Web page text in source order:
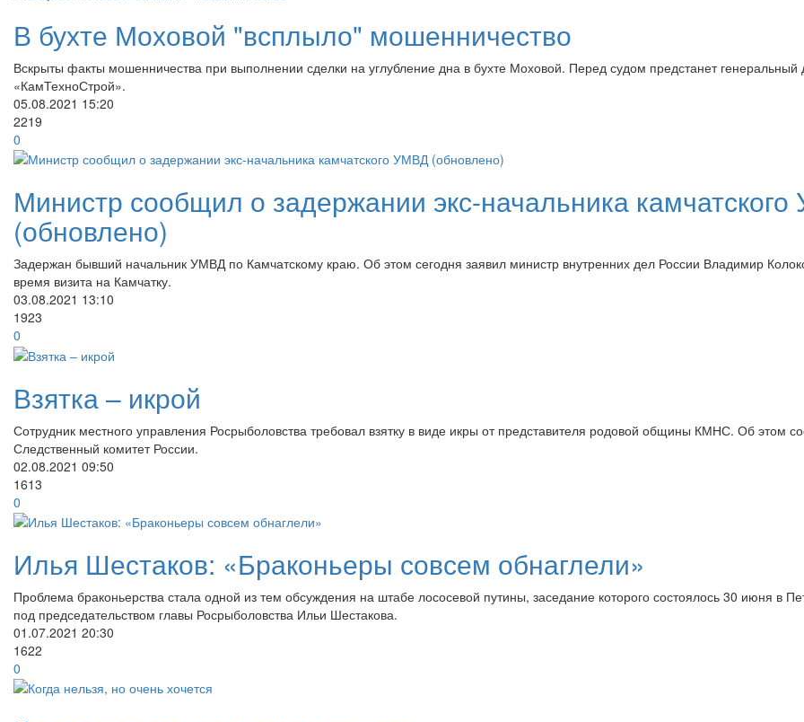
В бухте Моховой "всплыло" мошенничество
Вскрыты факты мошенничества при выполнении сделки на углубление дна в бухте Моховой. Перед судом предстанет
«КамТехноСтрой».
05.08.2021 15:20
2219
0
Министр сообщил о задержании экс-начальника
(обновлено)
Задержан бывший начальник УМВД по Камчатскому краю. Об этом сегодня заявил министр внутренних дел России Владимир
время визита на Камчатку.
03.08.2021 13:10
1923
0
Взятка – икрой
Сотрудник местного управления Росрыболовства требовал взятку в виде икры от представителя родовой общины КМНС. Об этом
Следственный комитет России.
02.08.2021 09:50
1613
0
Илья Шестаков: «Браконьеры совсем обнаглели»
Проблема браконьерства стала одной из тем обсуждения на штабе лососевой путины, заседание которого состоялось 30 июня в
под председательством главы Росрыболовства Ильи Шестакова.
01.07.2021 20:30
1622
0